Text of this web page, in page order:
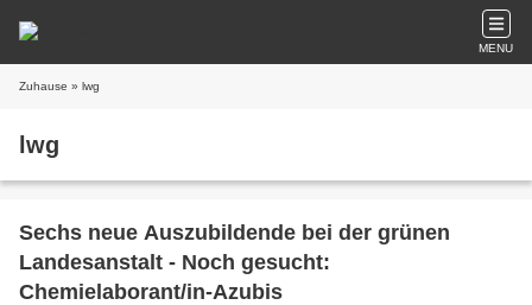
MENU
Zuhause » lwg
lwg
Sechs neue Auszubildende bei der grünen
Landesanstalt - Noch gesucht:
Chemielaborant/in-Azubis